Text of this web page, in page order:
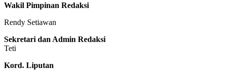
Wakil Pimpinan Redaksi
Rendy Setiawan
Sekretari dan Admin Redaksi
Teti
Kord. Liputan